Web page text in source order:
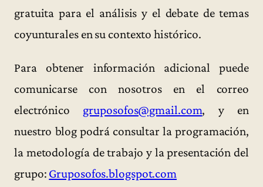
gratuita para el análisis y el debate de temas
coyunturales en su contexto histórico.
Para obtener información adicional puede
comunicarse con nosotros en el correo
electrónico gruposofos@gmail.com, y en
nuestro blog podrá consultar la programación,
la metodología de trabajo y la presentación del
grupo: Gruposofos.blogspot.com